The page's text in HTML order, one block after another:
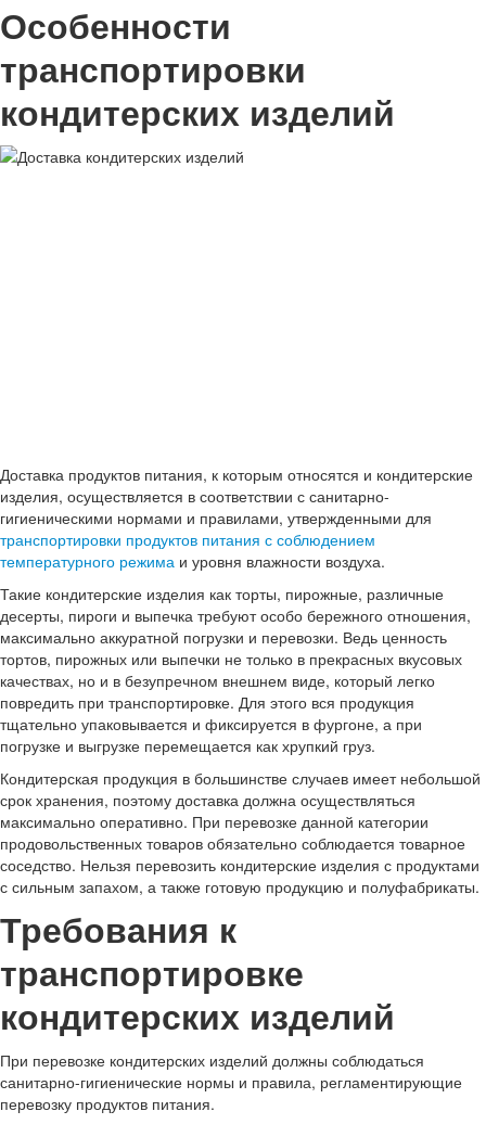
Особенности
транспортировки
кондитерских изделий
Доставка продуктов питания, к которым относятся и кондитерские
изделия, осуществляется в соответствии с санитарно-
гигиеническими нормами и правилами, утвержденными для
транспортировки продуктов питания с соблюдением
температурного режима и уровня влажности воздуха.
Такие кондитерские изделия как торты, пирожные, различные
десерты, пироги и выпечка требуют особо бережного отношения,
максимально аккуратной погрузки и перевозки. Ведь ценность
тортов, пирожных или выпечки не только в прекрасных вкусовых
качествах, но и в безупречном внешнем виде, который легко
повредить при транспортировке. Для этого вся продукция
тщательно упаковывается и фиксируется в фургоне, а при
погрузке и выгрузке перемещается как хрупкий груз.
Кондитерская продукция в большинстве случаев имеет небольшой
срок хранения, поэтому доставка должна осуществляться
максимально оперативно. При перевозке данной категории
продовольственных товаров обязательно соблюдается товарное
соседство. Нельзя перевозить кондитерские изделия с продуктами
с сильным запахом, а также готовую продукцию и полуфабрикаты.
Требования к
транспортировке
кондитерских изделий
При перевозке кондитерских изделий должны соблюдаться
санитарно-гигиенические нормы и правила, регламентирующие
перевозку продуктов питания.